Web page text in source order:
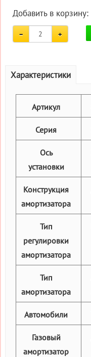
Добавить в корзину:
Характеристики
Артикул
Серия
Ось
установки
Конструкция
амортизатора
Тип
регулировки
амортизатора
Тип
амортизатора
Автомобили
Газовый
амортизатор